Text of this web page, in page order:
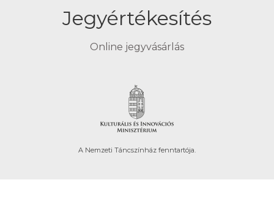
Jegyértékesítés
Online jegyvásárlás
A Nemzeti Táncszínház fenntartója.